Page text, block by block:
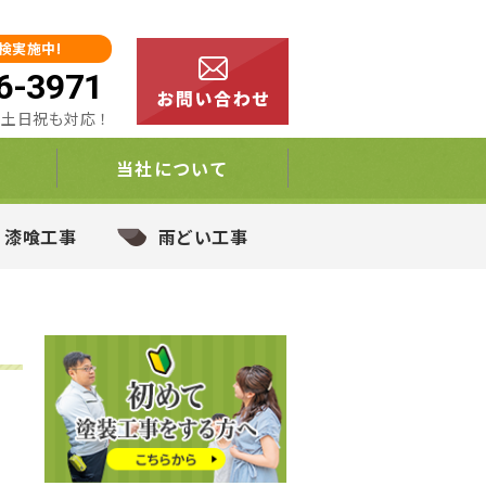
実施中!
3971
日祝も対応！
当社について
喰工事 雨どい工事